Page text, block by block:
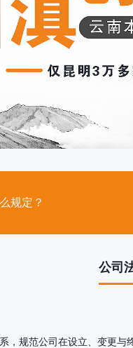
规定？
公司
，规范公司在设立、变更